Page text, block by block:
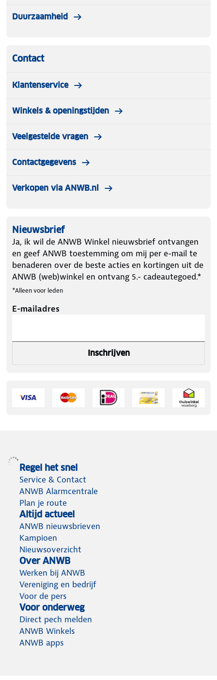
Duurzaamheid
Contact
Klantenservice
Winkels & openingstijden
Veelgestelde vragen
Contactgegevens
Verkopen via ANWB.nl
Nieuwsbrief
Ja, ik wil de ANWB Winkel nieuwsbrief ontvangen
en geef ANWB toestemming om mij per e-mail te
benaderen over de beste acties en kortingen uit de
ANWB (web)winkel en ontvang 5.- cadeautegoed.*
*Alleen voor leden
E-mailadres
Inschrijven
Regel het snel
Service & Contact
ANWB Alarmcentrale
Plan je route
Altijd actueel
ANWB nieuwsbrieven
Kampioen
Nieuwsoverzicht
Over ANWB
Werken bij ANWB
Vereniging en bedrijf
Voor de pers
Voor onderweg
Direct pech melden
ANWB Winkels
ANWB apps